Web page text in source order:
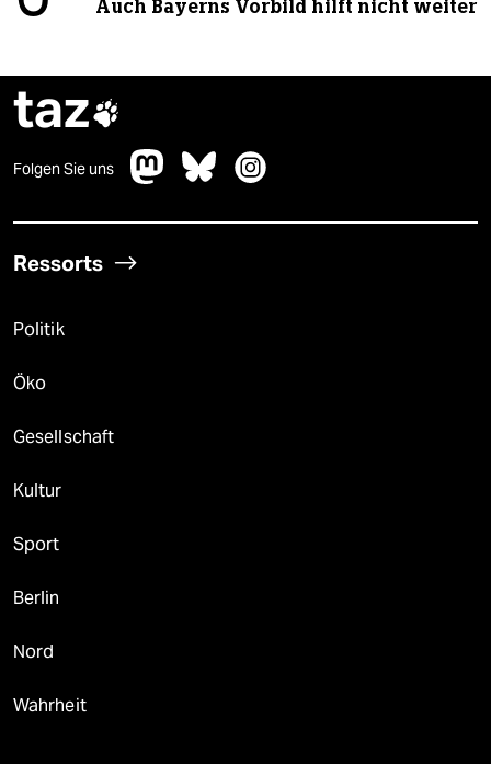
Auch Bayerns Vorbild hilft nicht weiter
taz
Folgen Sie uns
Ressorts
Politik
Öko
Gesellschaft
Kultur
Sport
Berlin
Nord
Wahrheit